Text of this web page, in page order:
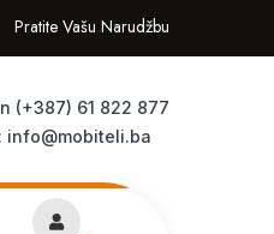
Pratite Vašu Narudžbu
(+387) 61 822 877
info@mobiteli.ba